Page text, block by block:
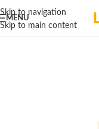
Skip to navigation
Skip to main content
MENU